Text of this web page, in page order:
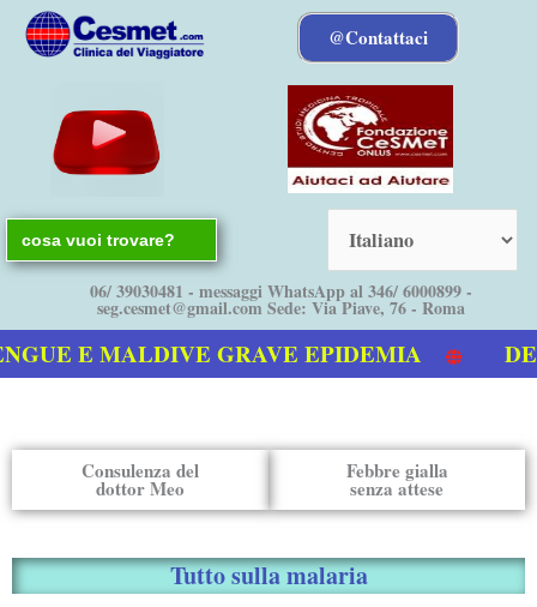
@Contattaci
Search
for:
06/ 39030481 - messaggi WhatsApp al 346/ 6000899 -
seg.cesmet@gmail.com Sede: Via Piave, 76 - Roma
E MALDIVE GRAVE EPIDEMIA
Consulenza del
dottor Meo
Febbre gialla
senza attese
Tutto sulla malaria